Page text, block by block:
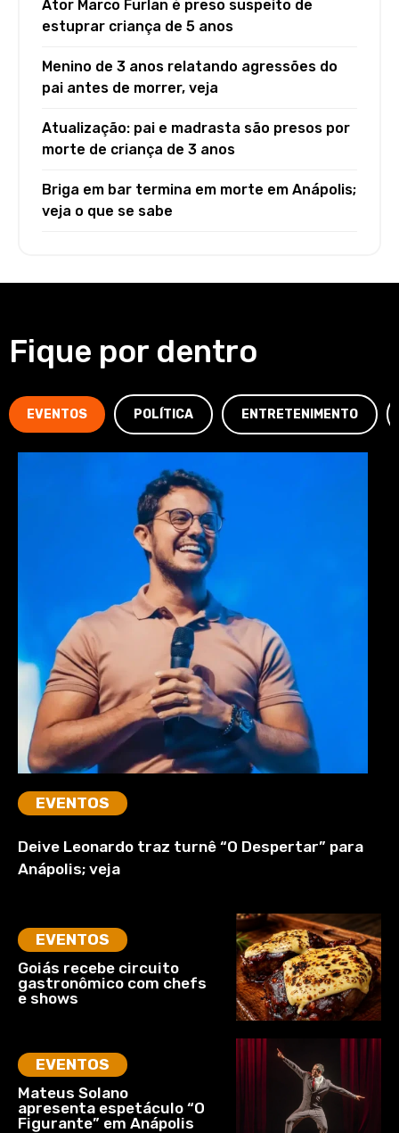
Ator Marco Furlan é preso suspeito de
estuprar criança de 5 anos
Menino de 3 anos relatando agressões do
pai antes de morrer, veja
Atualização: pai e madrasta são presos por
morte de criança de 3 anos
Briga em bar termina em morte em Anápolis;
veja o que se sabe
Fique por dentro
EVENTOS POLÍTICA ENTRETENIMENTO
EVENTOS
Deive Leonardo traz turnê “O Despertar” para
Anápolis; veja
EVENTOS
Goiás recebe circuito
gastronômico com chefs
e shows
EVENTOS
Mateus Solano
apresenta espetáculo “O
Figurante” em Anápolis